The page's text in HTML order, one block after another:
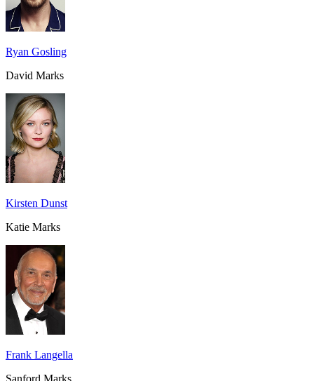
Ryan Gosling
David Marks
Kirsten Dunst
Katie Marks
Frank Langella
Sanford Marks